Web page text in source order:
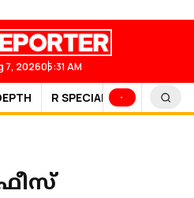
7, 202605:31 AM
R SPECIAL SPORTS